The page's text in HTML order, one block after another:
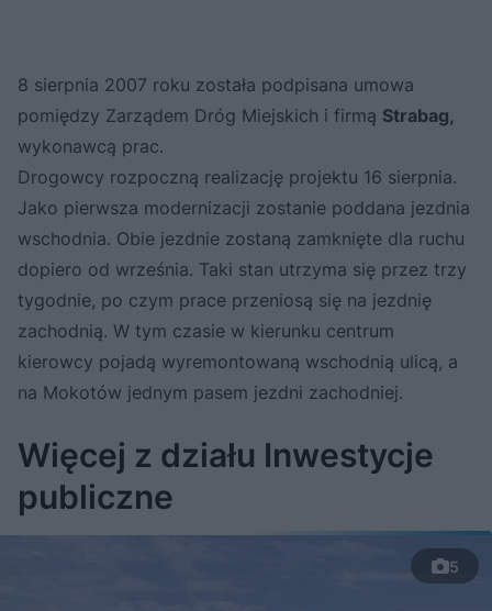
8 sierpnia 2007 roku została podpisana umowa
pomiędzy Zarządem Dróg Miejskich i firmą Strabag,
wykonawcą prac.
Drogowcy rozpoczną realizację projektu 16 sierpnia.
Jako pierwsza modernizacji zostanie poddana jezdnia
wschodnia. Obie jezdnie zostaną zamknięte dla ruchu
dopiero od września. Taki stan utrzyma się przez trzy
tygodnie, po czym prace przeniosą się na jezdnię
zachodnią. W tym czasie w kierunku centrum
kierowcy pojadą wyremontowaną wschodnią ulicą, a
na Mokotów jednym pasem jezdni zachodniej.
Więcej z działu Inwestycje
publiczne
5